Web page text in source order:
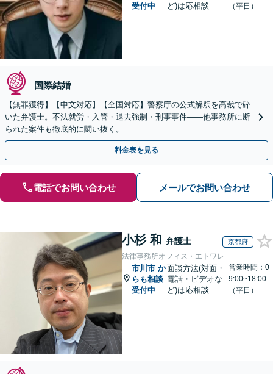
受付中
ど)は応相談
（平日）
国際結婚
【無罪獲得】【中文対応】【全国対応】警察庁の公式解釈を高裁で砕
いた弁護士。不法就労・入管・退去強制・刑事事件——他事務所に断
られた案件も徹底的に闘い抜く。
料金表を見る
電話でお問い合わせ メールでお問い合わせ
小杉 和 弁護士 京都府
法律事務所オフィス・エトワレ
市川市 か
らも相談
受付中
面談方法(対面・
電話・ビデオな
ど)は応相談
営業時間：0
9:00~18:00
（平日）